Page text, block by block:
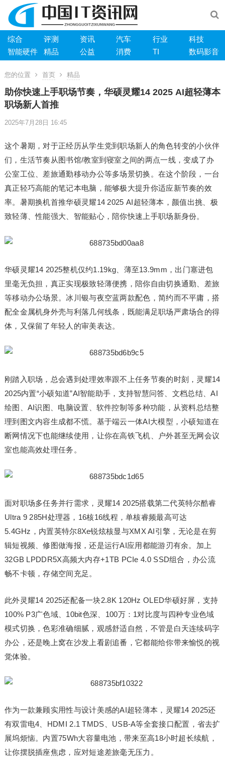
综合 评测 资讯 汽车 行业
科技
智能硬件
精品 公益 消费 TI 数码影音
您的位置 首页 精品
助你快速上手职场节奏，华硕灵耀14 2025 AI超轻薄本
职场新人首推
2025年7月28日 16:45
这个暑期，对于正经历从学生党到职场新人的角色转变的小伙伴
们，生活节奏从图书馆/教室到寝室之间的两点一线，变成了办
公室工位、差旅通勤移动办公等多场景切换。在这个阶段，一台
真正轻巧高能的笔记本电脑，能够极大提升你适应新节奏的效
率。暑期换机首推华硕灵耀14 2025 AI超轻薄本，颜值出挑、极
致轻薄、性能强大、智能贴心，陪你快速上手职场新身份。
华硕灵耀14 2025整机仅约1.19kg、薄至13.9mm，出门塞进包
里毫无负担，真正实现极致轻薄便携，陪你自由切换通勤、差旅
等移动办公场景。冰川银与夜空蓝两款配色，简约而不平庸，搭
配全金属机身外壳与利落几何线条，既能满足职场严肃场合的得
体，又保留了年轻人的审美表达。
刚踏入职场，总会遇到处理效率跟不上任务节奏的时刻，灵耀14
2025内置“小硕知道”AI智能助手，支持智慧问答、文档总结、AI
绘图、AI识图、电脑设置、软件控制等多种功能，从资料总结整
理到图文内容生成都不慌。基于端云一体AI大模型，小硕知道在
断网情况下也能继续使用，让你在高铁飞机、户外甚至无网会议
室也能高效处理任务。
面对职场多任务并行需求，灵耀14 2025搭载第二代英特尔酷睿
Ultra 9 285H处理器，16核16线程，单核睿频最高可达
5.4GHz，内置英特尔8Xe锐炫核显与XMX AI引擎，无论是在剪
辑短视频、修图做海报，还是运行AI应用都能游刃有余。加上
32GB LPDDR5X高频大内存+1TB PCIe 4.0 SSD组合，办公流
畅不卡顿，存储空间充足。
此外灵耀14 2025还配备一块2.8K 120Hz OLED华硕好屏，支持
100% P3广色域、10bit色深、100万：1对比度与四种专业色域
模式切换，色彩准确细腻，观感舒适自然，不管是白天连续码字
办公，还是晚上窝在沙发上看剧追番，它都能给你带来愉悦的视
觉体验。
作为一款兼顾实用性与设计美感的AI超轻薄本，灵耀14 2025还
有双雷电4、HDMI 2.1 TMDS、USB-A等全套接口配置，省去扩
展坞烦恼。内置75Wh大容量电池，带来至高18小时超长续航，
让你摆脱插座焦虑，应对短途差旅毫无压力。